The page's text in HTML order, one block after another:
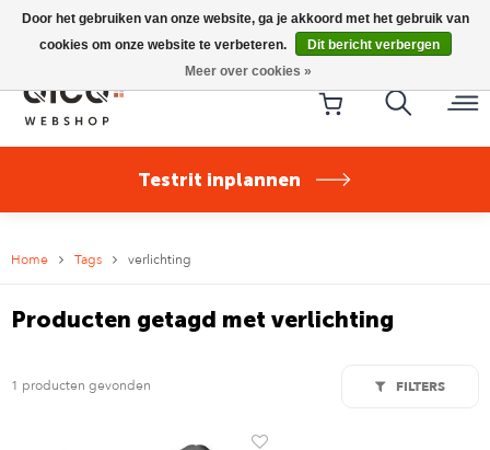
Riese & Müller Nevo5 Silent Core nu direct uit voorraad
leverbaar!
Testrit inplannen
Home Tags verlichting
Producten getagd met verlichting
1 producten gevonden FILTERS
Door het gebruiken van onze website, ga je akkoord met het gebruik van
cookies om onze website te verbeteren.
Dit bericht verbergen
Meer over cookies »